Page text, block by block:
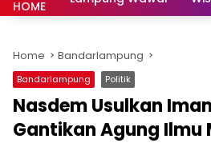
HOME
Home Bandarlampung
Bandarlampung Politik
Nasdem Usulkan
Gantikan Agung Ilmu